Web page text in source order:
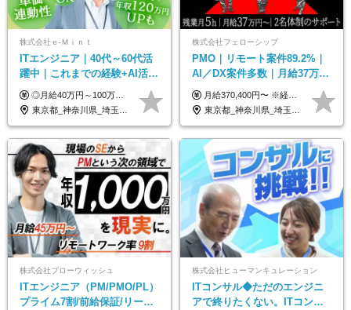
株式会社ｅ‐Ｍｉｎｔ
ITエンジニア｜40代～60代活
躍中｜これまでの経験+AI活用
でスキルアップを支援｜残業
月10h｜副業OK
◎月給40万円～100万円＋インセンティブ＋各種手当 ・年収120万〜300万円UPの実績も！ ・平均年収UP率は1.1～1.3倍 ・案件単価100%公開 × 単価連動の給与制度 ・能力等を考慮の上、決定いたします ※試用期間6ヵ月あり（待遇の変更はありません） ※固定残業代（月20～30時間・3万円～8万円）を含みます 《具体的には...》 ・案件単価65万円⇒年収約500万円 ・案件単価80万円⇒年収約600万円 ・案件単価120万円⇒年収約900万円 ＼ AIで生産性5倍になり給与UP ／ ◇案件単価100%公開 × 単価連動の給与制度 ◇年収120万〜300万UPの実績あり 「単価が上がれば、その分しっかり報われる」 そんなシンプルで納得できる評価制度です。 ⚫️年収300万円アップの実績も 参画する案件の単価を全て公開。 給与は単価に連動しているため納得感持って働くことが可能です。 過去には転職しただけで300万円以上アップした方もいます。 現場でAIを活用して成果を出して単価アップにつながったケースが多数！ ・AIツール利用料金全額負担 ・資格取得補助 ・月給保証制度 ・各種手当
東京都_神奈川県_埼玉県_千葉県_大阪府_愛知県_北海道_青森県_岩手県_宮城県_秋田県_山形県_福島県_茨城県_栃木県_群馬県_新潟県_山梨県_長野県_富山県_石川県_福井県_静岡県_岐阜県_三重県_兵庫県_京都府_滋賀県_奈良県_和歌山県_広島県_岡山県_鳥取県_島根県_山口県_徳島県_香川県_愛媛県_高知県_福岡県_熊本県_佐賀県_長崎県_大分県_宮崎県_鹿児島県_沖縄県
株式会社フェローシップ
PMO｜リモート案件89.2%｜
AI／DX案件多数｜月給37万円
～｜300万円の年収UP事例有
｜PMO経験不問
月給370,400円〜 ※経験やスキルを考慮し、決定いたします ※上記金額には固定残業代（30時間分/70,400円～）を含みます。超過分は別途全額支給いたします ※試用期間6カ月あり（期間中の給与・待遇に差異はありません） ★想定年収4,444,800円～ ★50万円～300万円の年収UP事例があります！
東京都_神奈川県_埼玉県_千葉県
株式会社ブローウィッシュ
ITエンジニア（PM/PMO/PL）
プライム7割/前給保証/リーダ
株式会社ヒューマンキュレーション
ITコンサル◆ただのエンジニ
アで終りたくない。ITコンサ